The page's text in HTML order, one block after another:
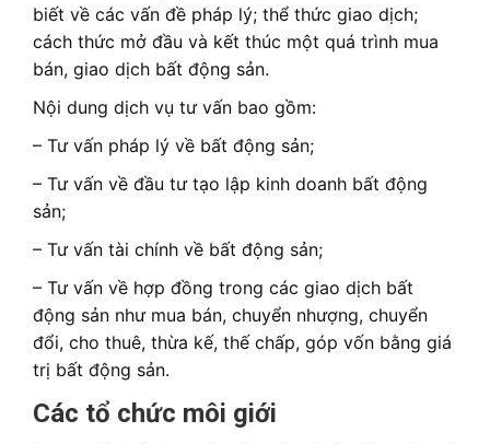
biết về các vấn đề pháp lý; thể thức giao dịch;
cách thức mở đầu và kết thúc một quá trình mua
bán, giao dịch bất động sản.
Nội dung dịch vụ tư vấn bao gồm:
– Tư vấn pháp lý về bất động sản;
– Tư vấn về đầu tư tạo lập kinh doanh bất động
sản;
– Tư vấn tài chính về bất động sản;
– Tư vấn về hợp đồng trong các giao dịch bất
động sản như mua bán, chuyển nhượng, chuyển
đổi, cho thuê, thừa kế, thế chấp, góp vốn bằng giá
trị bất động sản.
Các tổ chức môi giới